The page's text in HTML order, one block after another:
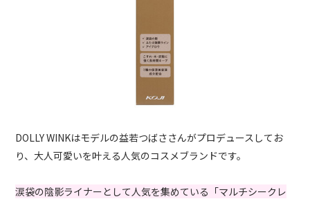
DOLLY WINKはモデルの益若つばささんがプロデュースしてお
り、大人可愛いを叶える人気のコスメブランドです。
涙袋の陰影ライナーとして人気を集めている「マルチシークレ